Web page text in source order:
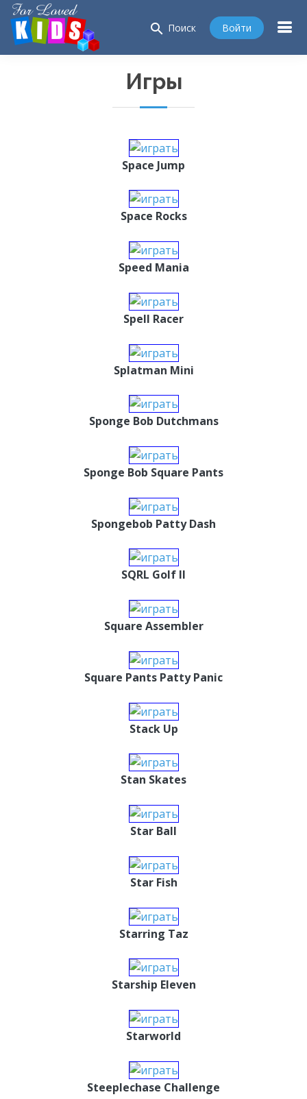
search Поиск Войти
Игры
Space Jump
Space Rocks
Speed Mania
Spell Racer
Splatman Mini
Sponge Bob Dutchmans
Sponge Bob Square Pants
Spongebob Patty Dash
SQRL Golf II
Square Assembler
Square Pants Patty Panic
Stack Up
Stan Skates
Star Ball
Star Fish
Starring Taz
Starship Eleven
Starworld
Steeplechase Challenge